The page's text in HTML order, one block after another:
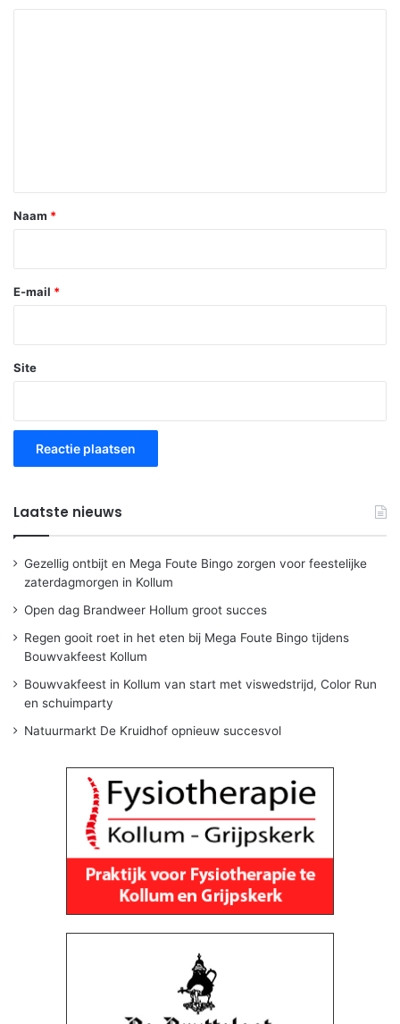
*
Naam *
E-mail *
Site
Laatste nieuws
Gezellig ontbijt en Mega Foute Bingo zorgen voor feestelijke
zaterdagmorgen in Kollum
Open dag Brandweer Hollum groot succes
Regen gooit roet in het eten bij Mega Foute Bingo tijdens
Bouwvakfeest Kollum
Bouwvakfeest in Kollum van start met viswedstrijd, Color Run
en schuimparty
Natuurmarkt De Kruidhof opnieuw succesvol